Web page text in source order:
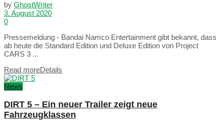
by GhostWriter
3. August 2020
0
Pressemeldung - Bandai Namco Entertainment gibt bekannt, dass
ab heute die Standard Edition und Deluxe Edition von Project
CARS 3 ...
Read moreDetails
News
DIRT 5 – Ein neuer Trailer zeigt neue
Fahrzeugklassen